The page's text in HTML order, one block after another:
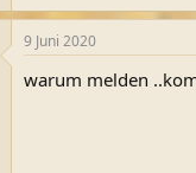
9 Juni 2020
warum melden